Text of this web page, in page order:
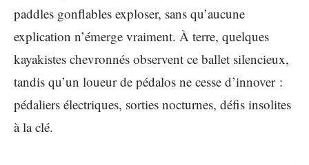
paddles gonflables exploser, sans qu’aucune
explication n’émerge vraiment. À terre, quelques
kayakistes chevronnés observent ce ballet silencieux,
tandis qu’un loueur de pédalos ne cesse d’innover :
pédaliers électriques, sorties nocturnes, défis insolites
à la clé.